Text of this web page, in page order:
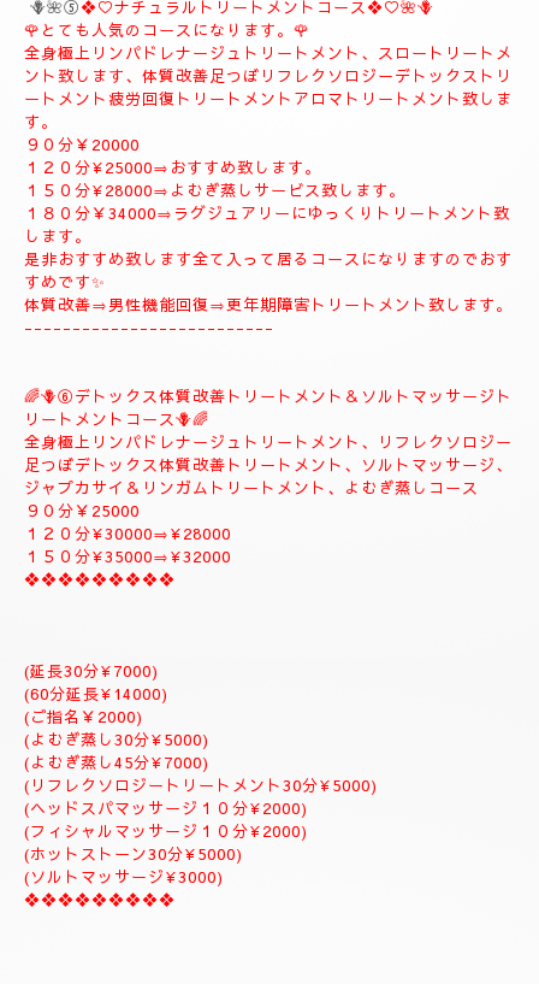
沢全身極上トリートメント致します、スローにゆっくりトリート
メント致します、オイルたっぷりトリートメント致します、リフ
レクソロジー、デトックストリートメント致します、疲労回復ト
リートメント致します。
９０分¥25000⇒¥22000
１２０分¥30000⇒¥27000
１５０分¥35000⇒¥32000
🩷何時もよりゆっくりオイルたっぷりトリートメント致します、
何時もより心地良く癒されます。🩷
ゆっくり極上トリートメントプライベートトリートメントコース
をおすすめ致します。🌹
❖❖❖❖❖❖❖❖❖❖❖
🪻🌺⑤❖♡ナチュラルトリートメントコース❖♡🌺🪻
ント致します、体質改善足つぼリフレクソロジーデトックストリ
ートメント疲労回復トリートメントアロマトリートメント致しま
す。
９０分￥20000
１２０分¥25000⇒おすすめ致します。
１５０分¥28000⇒よむぎ蒸しサービス致します。
１８０分￥34000⇒ラグジュアリーにゆっくりトリートメント致
します。
是非おすすめ致します全て入って居るコースになりますのでおす
🌈🪻⑥デトックス体質改善トリートメント＆ソルトマッサージト
リートメントコース🪻🌈
全身極上リンパドレナージュトリートメント、リフレクソロジー
足つぼデトックス体質改善トリートメント、ソルトマッサージ、
ジャプカサイ＆リンガムトリートメント、よむぎ蒸しコース
９０分￥25000
１２０分¥30000⇒¥28000
１５０分¥35000⇒¥32000
❖❖❖❖❖❖❖❖❖